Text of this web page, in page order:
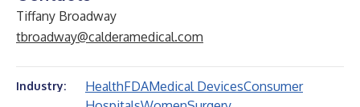
Tiffany Broadway
tbroadway@calderamedical.com
Industry: HealthFDAMedical DevicesConsumer